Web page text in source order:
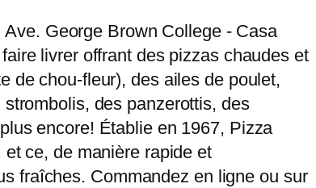
George Brown College - Casa
livrer offrant des pizzas chaudes et
de chou-fleur), des ailes de poulet,
des panzerottis, des
encore! Établie en 1967, Pizza
ce, de manière rapide et
fraîches. Commandez en ligne ou sur